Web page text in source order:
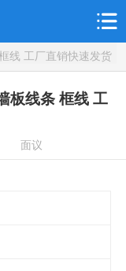
线 工厂直销快速发货
板线条 框线 工
面议